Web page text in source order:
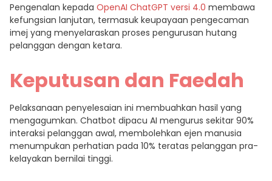
Pengenalan kepada OpenAI ChatGPT versi 4.0 membawa
kefungsian lanjutan, termasuk keupayaan pengecaman
imej yang menyelaraskan proses pengurusan hutang
pelanggan dengan ketara.
Keputusan dan Faedah
Pelaksanaan penyelesaian ini membuahkan hasil yang
mengagumkan. Chatbot dipacu AI mengurus sekitar 90%
interaksi pelanggan awal, membolehkan ejen manusia
menumpukan perhatian pada 10% teratas pelanggan pra-
kelayakan bernilai tinggi.